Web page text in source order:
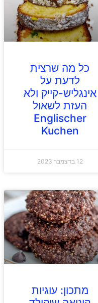
כל מה שרצית
לדעת על
אינגליש-קייק ולא
העזת לשאול
Englischer
Kuchen
12 בדצמבר 2023
מתכון: עוגיות